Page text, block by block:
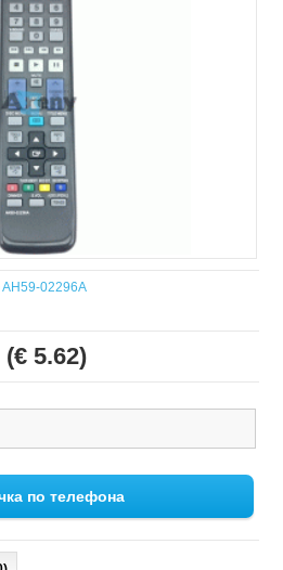
AH59-02296A
5.62)
по телефона